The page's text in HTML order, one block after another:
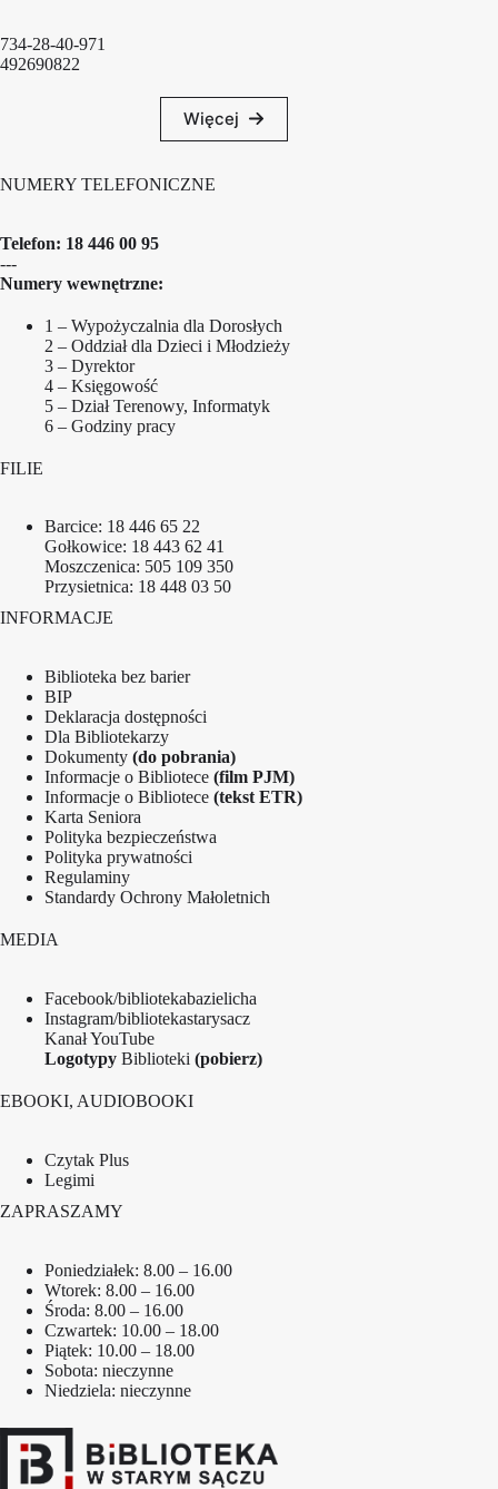
734-28-40-971
492690822
Więcej
NUMERY TELEFONICZNE
Telefon: 18 446 00 95
---
Numery wewnętrzne:
1 – Wypożyczalnia dla Dorosłych
2 – Oddział dla Dzieci i Młodzieży
3 – Dyrektor
4 – Księgowość
5 – Dział Terenowy, Informatyk
6 – Godziny pracy
FILIE
Barcice: 18 446 65 22
Gołkowice: 18 443 62 41
Moszczenica: 505 109 350
Przysietnica: 18 448 03 50
INFORMACJE
Biblioteka bez barier
BIP
Deklaracja dostępności
Dla Bibliotekarzy
Dokumenty (do pobrania)
Informacje o Bibliotece (film PJM)
Informacje o Bibliotece (tekst ETR)
Karta Seniora
Polityka bezpieczeństwa
Polityka prywatności
Regulaminy
Standardy Ochrony Małoletnich
MEDIA
Facebook/bibliotekabazielicha
Instagram/bibliotekastarysacz
Kanał YouTube
Logotypy Biblioteki (pobierz)
EBOOKI, AUDIOBOOKI
Czytak Plus
Legimi
ZAPRASZAMY
Poniedziałek: 8.00 – 16.00
Wtorek: 8.00 – 16.00
Środa: 8.00 – 16.00
Czwartek: 10.00 – 18.00
Piątek: 10.00 – 18.00
Sobota: nieczynne
Niedziela: nieczynne